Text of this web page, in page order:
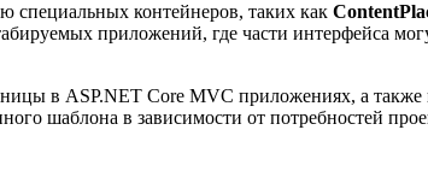
специальных контейнеров, таких как
приложений, где части интерфейса
в ASP.NET Core MVC приложениях, а также
шаблона в зависимости от потребностей